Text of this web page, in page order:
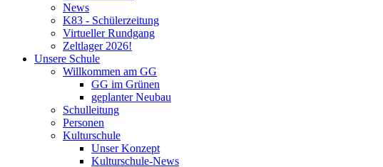
News
K83 - Schülerzeitung
Virtueller Rundgang
Zeltlager 2026!
Unsere Schule
Willkommen am GG
GG im Grünen
geplanter Neubau
Schulleitung
Personen
Kulturschule
Unser Konzept
Kulturschule-News